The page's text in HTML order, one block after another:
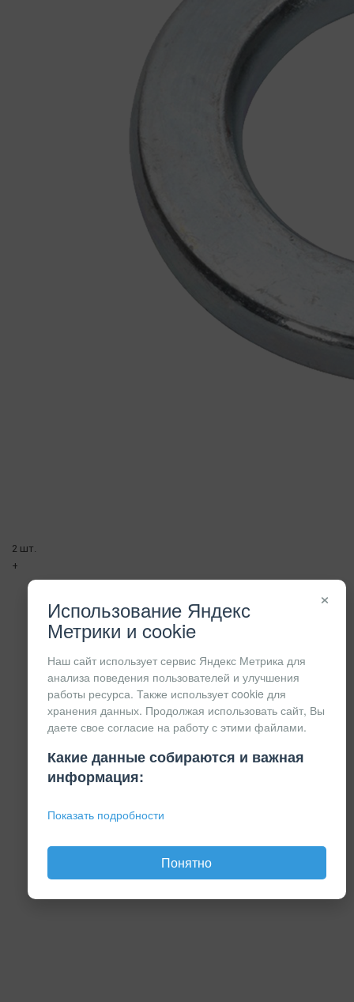
2 шт.
+
×
Использование Яндекс
Метрики и cookie
Наш сайт использует сервис Яндекс Метрика для
анализа поведения пользователей и улучшения
работы ресурса. Также использует cookie для
хранения данных. Продолжая использовать сайт, Вы
даете свое согласие на работу с этими файлами.
Какие данные собираются и важная
информация:
Показать подробности
Понятно